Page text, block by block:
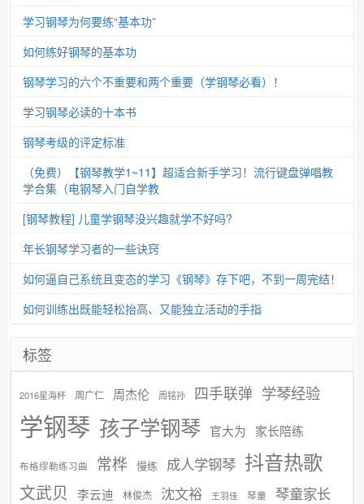
学习钢琴为何要练“基本功”
如何练好钢琴的基本功
钢琴学习的六个不重要和两个重要（学钢琴必看）！
学习钢琴必读的十本书
钢琴考级的评定标准
（免费）【钢琴教学1~11】超适合新手学习！流行键盘弹唱教
学合集（电钢琴入门自学教
[钢琴教程] 儿童学钢琴没兴趣就学不好吗?
年长钢琴学习者的一些诀窍
如何逼自己系统且变态的学习《钢琴》存下吧，不到一周完结！
如何训练出既能轻松抬高、又能独立活动的手指
标签
2016星海杯 周广仁 周杰伦 周铭孙 四手联弹 学琴经验
学钢琴 孩子学钢琴 官大为 家长陪练
布格缪勒练习曲 常桦 慢练 成人学钢琴 抖音热歌
文武贝 李云迪 林俊杰 沈文裕 王羽佳 琴童 琴童家长